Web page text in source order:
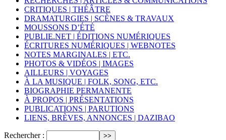
CRITIQUES | THÉÂTRE
DRAMATURGIES | SCÈNES & TRAVAUX
MOUSSONS D’ÉTÉ
PUBLIE.NET | ÉDITIONS NUMÉRIQUES
ÉCRITURES NUMÉRIQUES | WEBNOTES
NOTES MARGINALES | ETC.
PHOTOS & VIDÉOS | IMAGES
AILLEURS | VOYAGES
À LA MUSIQUE | FOLK, SONG, ETC.
BIOGRAPHIE PERMANENTE
À PROPOS | PRÉSENTATIONS
PUBLICATIONS | PARUTIONS
LIENS, BRÈVES, ANNONCES | DAZIBAO
Rechercher :